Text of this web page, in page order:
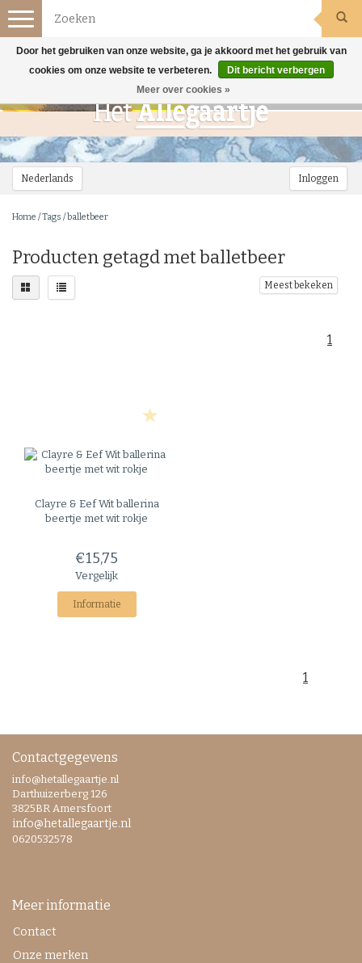
Nederlands Inloggen
Toggle
navigation
Home /Tags /balletbeer
Producten getagd met balletbeer
Meest bekeken
1
Clayre & EefWit ballerina
beertje met wit rokje
€15,75
Vergelijk
Informatie
1
Contactgegevens
info@hetallegaartje.nl
Darthuizerberg 126
3825BR Amersfoort
info@hetallegaartje.nl
0620532578
Meer informatie
Contact
Onze merken
Door het gebruiken van onze website, ga je akkoord met het gebruik van
cookies om onze website te verbeteren.
Dit bericht verbergen
Meer over cookies »